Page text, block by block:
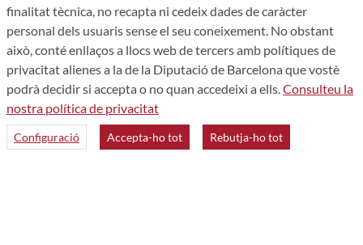
Política de privacitat
Mapa web
Qui som
Contacte
finalitat tècnica, no recapta ni cedeix dades de caràcter
personal dels usuaris sense el seu coneixement. No obstant
això, conté enllaços a llocs web de tercers amb polítiques de
privacitat alienes a la de la Diputació de Barcelona que vostè
podrà decidir si accepta o no quan accedeixi a ells.Consulteu la
nostra política de privacitat
Configuració Accepta-ho tot Rebutja-ho tot